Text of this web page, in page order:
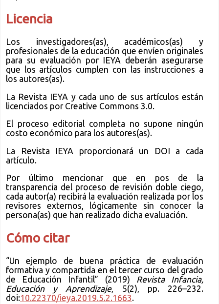
Licencia
Los investigadores(as), académicos(as) y
profesionales de la educación que envíen originales
para su evaluación por IEYA deberán asegurarse
que los artículos cumplen con las instrucciones a
los autores(as).
La Revista IEYA y cada uno de sus artículos están
licenciados por Creative Commons 3.0.
El proceso editorial completa no supone ningún
costo económico para los autores(as).
La Revista IEYA proporcionará un DOI a cada
artículo.
Por último mencionar que en pos de la
transparencia del proceso de revisión doble ciego,
cada autor(a) recibirá la evaluación realizada por los
revisores externos, lógicamente sin conocer la
persona(as) que han realizado dicha evaluación.
Cómo citar
“Un ejemplo de buena práctica de evaluación
formativa y compartida en el tercer curso del grado
de Educación Infantil” (2019) Revista Infancia,
Educación y Aprendizaje, 5(2), pp. 226–232.
doi:10.22370/ieya.2019.5.2.1663.